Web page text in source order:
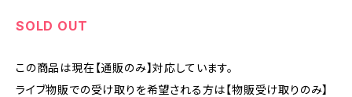
SOLD OUT
この商品は現在【通販のみ】対応しています。
ライブ物販での受け取りを希望される方は【物販受け取りのみ】